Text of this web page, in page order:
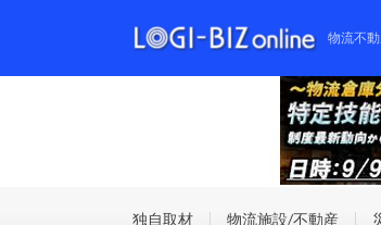
物流不
独自取材 物流施設/不動産